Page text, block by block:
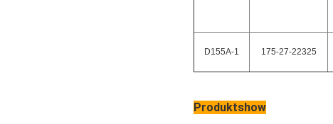
D155A-1 175-27-22325
Produktshow